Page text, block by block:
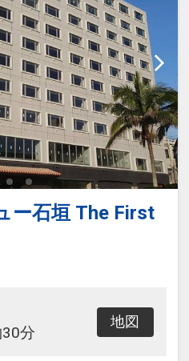
ー石垣 The First
分
地図